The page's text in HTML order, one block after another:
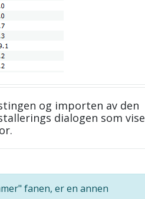
og importen av den
dialogen som
fanen, er en annen